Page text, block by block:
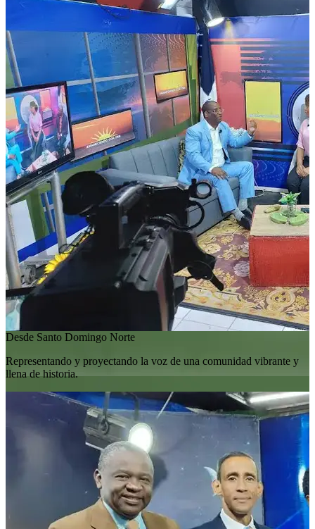
Desde Santo Domingo Norte
Representando y proyectando la voz de una comunidad vibrante y
llena de historia.